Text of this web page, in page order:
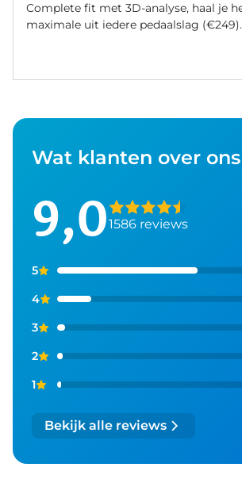
Complete fit met 3D-analyse, haal je
maximale uit iedere pedaalslag (€249).
Wat klanten over
9,01586 reviews
5
4
3
2
1
Bekijk alle reviews